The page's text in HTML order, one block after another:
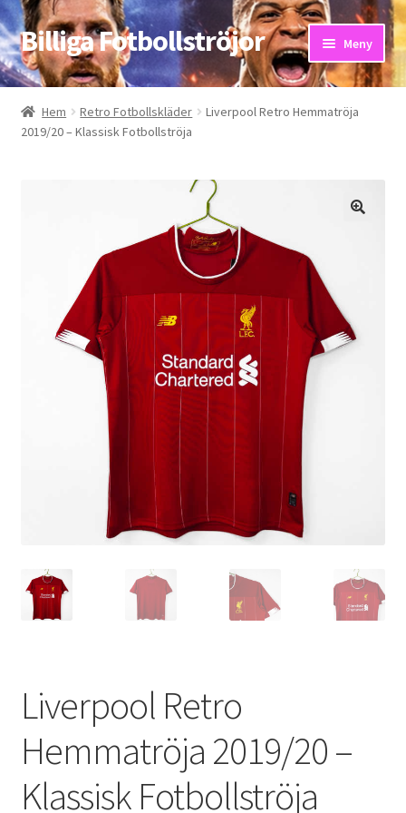
Hoppa
till
navigering
Hoppa
till
innehåll
Billiga Fotbollströjor Meny
Hem
Bloggar
Kontakta oss
Mitt konto
Storleksguiden
Hem Retro Fotbollskläder
Liverpool Retro Hemmatröja
2019/20 – Klassisk Fotbollströja
Liverpool Retro
Hemmatröja 2019/20 –
Klassisk Fotbollströja